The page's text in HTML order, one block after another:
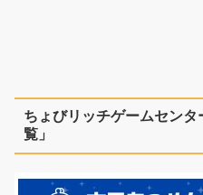
ちょびリッチゲームセン
覧」